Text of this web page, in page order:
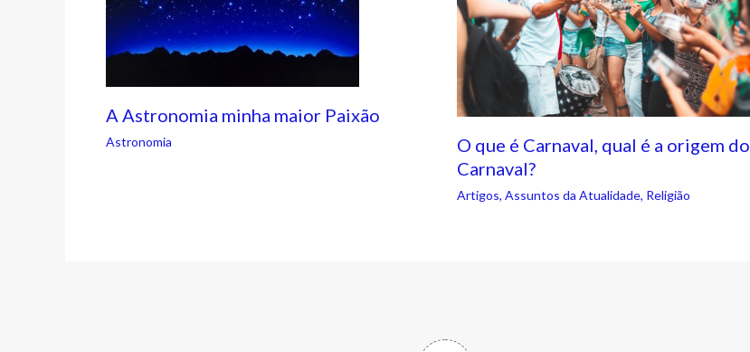
A Astronomia minha maior Paixão
Astronomia
O que é Carnaval, qual é a origem do
Carnaval?
Artigos, Assuntos da Atualidade, Religião